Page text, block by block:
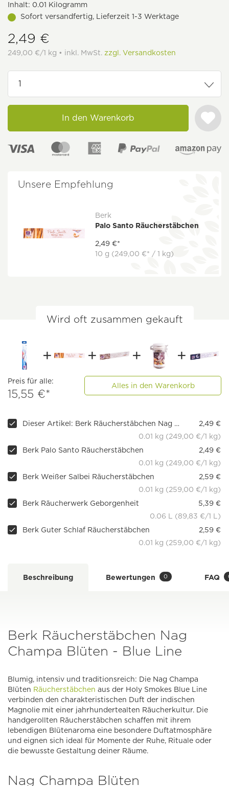
Inhalt: 0.01 Kilogramm
Sofort versandfertig, Lieferzeit 1-3 Werktage
2,49 €
249,00 €/1 kg • inkl. MwSt. zzgl. Versandkosten
In den Warenkorb
Unsere Empfehlung
Berk
Palo Santo Räucherstäbchen
2,49 €*
10 g (249,00 €* / 1 kg)
Wird oft zusammen gekauft
Preis für alle:
15,55 €*
Alles in den Warenkorb
Dieser Artikel: Berk Räucherstäbchen Nag Champa Blüten - Blue Line
2,49 €
0.01 kg (249,00 €/1 kg)
Berk Palo Santo Räucherstäbchen
2,49 €
0.01 kg (249,00 €/1 kg)
Berk Weißer Salbei Räucherstäbchen
2,59 €
0.01 kg (259,00 €/1 kg)
Berk Räucherwerk Geborgenheit
5,39 €
0.06 L (89,83 €/1 L)
Berk Guter Schlaf Räucherstäbchen
2,59 €
0.01 kg (259,00 €/1 kg)
Beschreibung Bewertungen 0 FAQ
Berk Räucherstäbchen Nag
Champa Blüten - Blue Line
Blumig, intensiv und traditionsreich: Die Nag Champa
Blüten Räucherstäbchen aus der Holy Smokes Blue Line
verbinden den charakteristischen Duft der indischen
Magnolie mit einer jahrhundertealten Räucherkultur. Die
handgerollten Räucherstäbchen schaffen mit ihrem
lebendigen Blütenaroma eine besondere Duftatmosphäre
und eignen sich ideal für Momente der Ruhe, Rituale oder
die bewusste Gestaltung deiner Räume.
Nag Champa Blüten